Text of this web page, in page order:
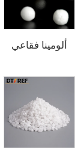
ألومينا فقاعي